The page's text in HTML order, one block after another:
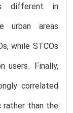
different in
urban areas
while STCOs
users. Finally,
correlated
than the